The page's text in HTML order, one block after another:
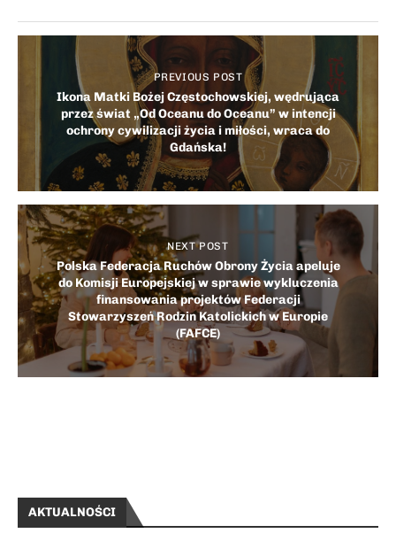
PREVIOUS POST
Ikona Matki Bożej Częstochowskiej, wędrująca
przez świat „Od Oceanu do Oceanu” w intencji
ochrony cywilizacji życia i miłości, wraca do
Gdańska!
NEXT POST
Polska Federacja Ruchów Obrony Życia apeluje
do Komisji Europejskiej w sprawie wykluczenia
finansowania projektów Federacji
Stowarzyszeń Rodzin Katolickich w Europie
(FAFCE)
AKTUALNOŚCI